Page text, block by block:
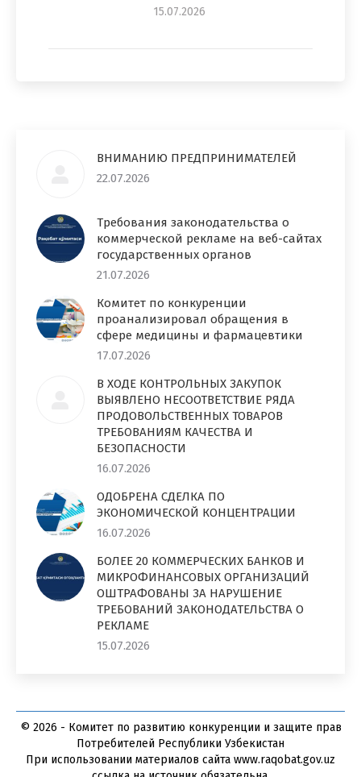
15.07.2026
ВНИМАНИЮ ПРЕДПРИНИМАТЕЛЕЙ
22.07.2026
Требования законодательства о
коммерческой рекламе на веб-сайтах
государственных органов
21.07.2026
Комитет по конкуренции
проанализировал обращения в
сфере медицины и фармацевтики
17.07.2026
В ХОДЕ КОНТРОЛЬНЫХ ЗАКУПОК
ВЫЯВЛЕНО НЕСООТВЕТСТВИЕ РЯДА
ПРОДОВОЛЬСТВЕННЫХ ТОВАРОВ
ТРЕБОВАНИЯМ КАЧЕСТВА И
БЕЗОПАСНОСТИ
16.07.2026
ОДОБРЕНА СДЕЛКА ПО
ЭКОНОМИЧЕСКОЙ КОНЦЕНТРАЦИИ
16.07.2026
БОЛЕЕ 20 КОММЕРЧЕСКИХ БАНКОВ И
МИКРОФИНАНСОВЫХ ОРГАНИЗАЦИЙ
ОШТРАФОВАНЫ ЗА НАРУШЕНИЕ
ТРЕБОВАНИЙ ЗАКОНОДАТЕЛЬСТВА О
РЕКЛАМЕ
15.07.2026
© 2026 - Комитет по развитию конкуренции и защите прав
Потребителей Республики Узбекистан
При использовании материалов сайта www.raqobat.gov.uz